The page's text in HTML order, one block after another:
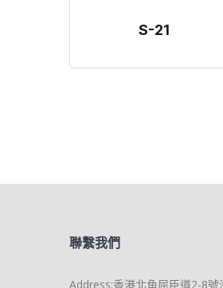
S-21
聯繫我們
Address:香港北角屈臣道2-8